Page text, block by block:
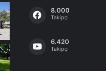
8.000
Takipçi
6.420
Takipçi